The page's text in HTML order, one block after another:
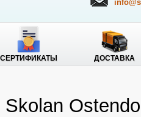
СЕРТИФИКАТЫ ДОСТАВКА